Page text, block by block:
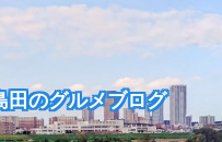
田のグルメブログ